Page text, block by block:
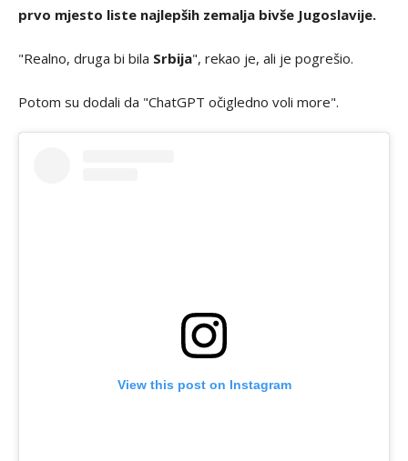
prvo mjesto liste najlepših zemalja bivše Jugoslavije.
"Realno, druga bi bila Srbija", rekao je, ali je pogrešio.
Potom su dodali da "ChatGPT očigledno voli more".
View this post on Instagram